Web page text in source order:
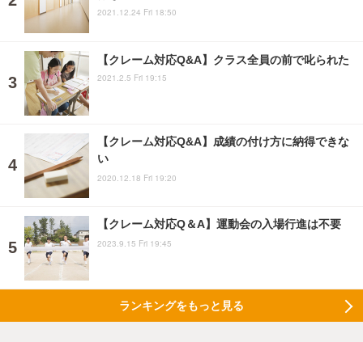
2021.12.24 Fri 18:50
【クレーム対応Q&A】クラス全員の前で叱られた
2021.2.5 Fri 19:15
【クレーム対応Q&A】成績の付け方に納得できな
い
2020.12.18 Fri 19:20
【クレーム対応Q＆A】運動会の入場行進は不要
2023.9.15 Fri 19:45
ランキングをもっと見る